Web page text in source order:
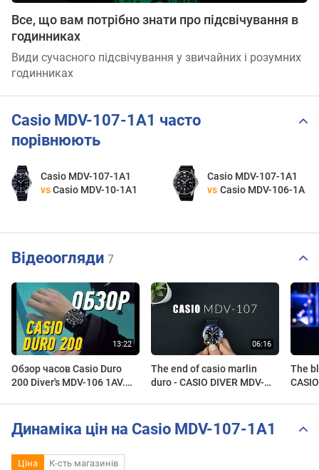
Все, що вам потрібно знати про підсвічування в
годинниках
Види сучасного підсвічування у звичайних і розумних
годинниках
Casio MDV-107-1A1 часто
порівнюють
Casio MDV-107-1A1
vs Casio MDV-10-1A1
Casio MDV-107-1A1
vs Casio MDV-106-1A
Відеоогляди 7
Обзор часов Casio Duro
200 Diver's MDV-106 1AV.
The end of casio marlin
duro - CASIO DIVER MDV-
The
Динаміка цін на Casio MDV-107-1A1
Ціна К-сть магазинів